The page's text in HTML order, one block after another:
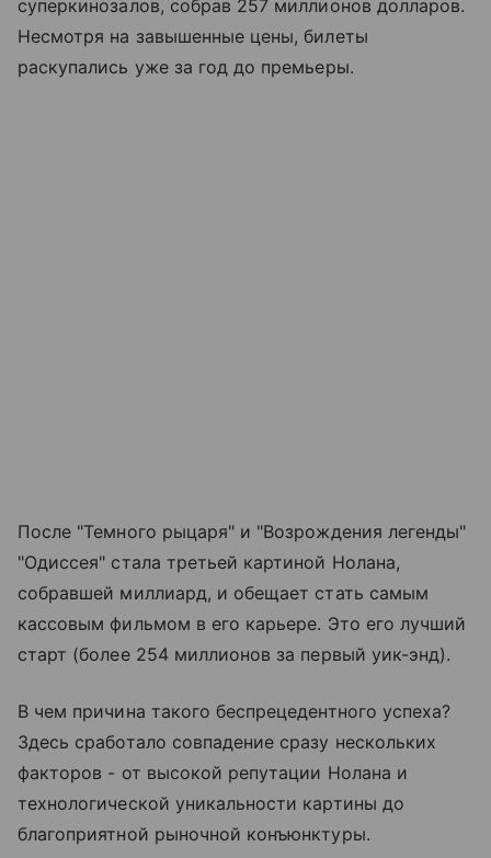
суперкинозалов, собрав 257 миллионов долларов.
Несмотря на завышенные цены, билеты
раскупались уже за год до премьеры.
После "Темного рыцаря" и "Возрождения легенды"
"Одиссея" стала третьей картиной Нолана,
собравшей миллиард, и обещает стать самым
кассовым фильмом в его карьере. Это его лучший
старт (более 254 миллионов за первый уик-энд).
В чем причина такого беспрецедентного успеха?
Здесь сработало совпадение сразу нескольких
факторов - от высокой репутации Нолана и
технологической уникальности картины до
благоприятной рыночной конъюнктуры.